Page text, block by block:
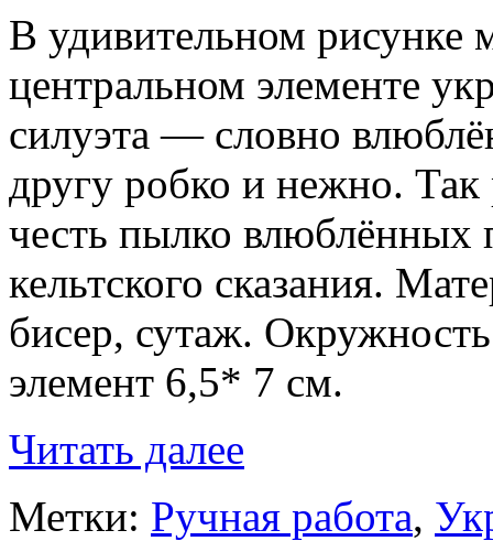
В удивительном рисунке
центральном элементе
силуэта — словно
другу робко и нежно.
честь пылко влюблённых
кельтского сказания.
бисер, сутаж.
элемент 6,5* 7 см.
Читать далее
Метки: Ручная работа,